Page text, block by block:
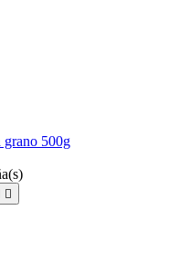
grano 500g
